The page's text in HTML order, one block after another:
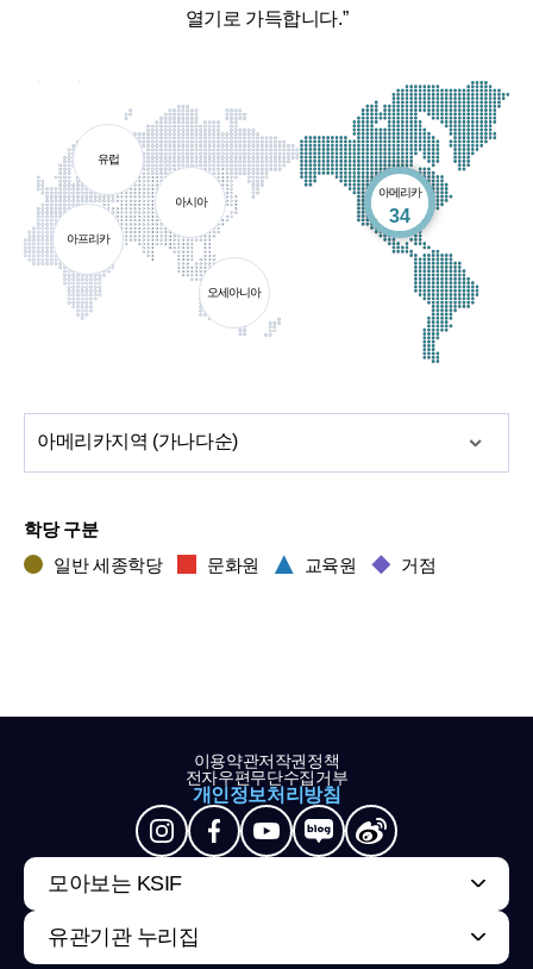
열기로 가득합니다.”
아메리카
34
개소
유럽
아프리카
아시아
오세아니아
아메리카지역 (가나다순)
학당 구분
일반 세종학당
문화원 교육원 거점
이용약관저작권정책
전자우편무단수집거부
개인정보처리방침
모아보는 KSIF
유관기관 누리집